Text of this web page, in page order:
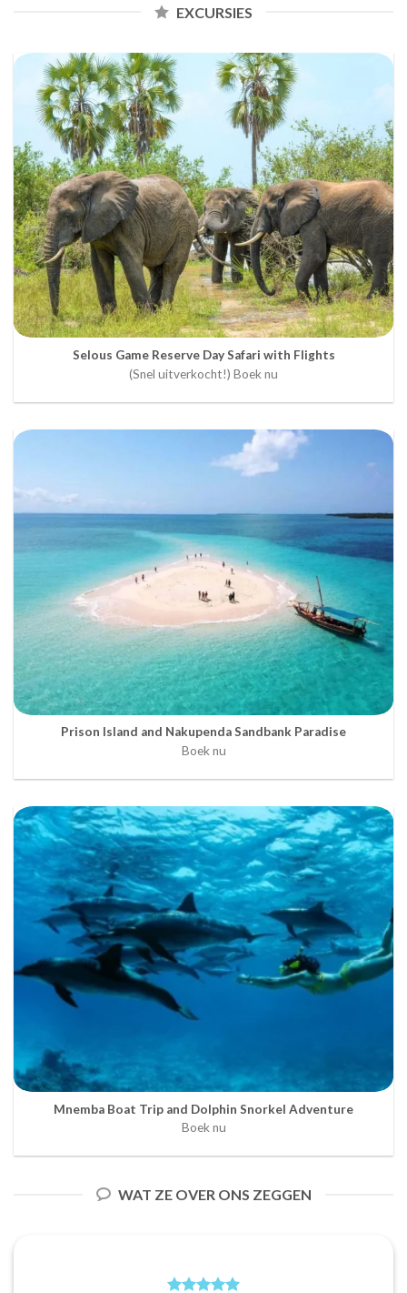
EXCURSIES
Selous Game Reserve Day Safari with Flights
(Snel uitverkocht!) Boek nu
Prison Island and Nakupenda Sandbank Paradise
Boek nu
Mnemba Boat Trip and Dolphin Snorkel Adventure
Boek nu
WAT ZE OVER ONS ZEGGEN